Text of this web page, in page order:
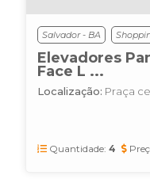
Salvador - BA
Elevadores
Face L ...
Localização: Praça
Quantidade: 4